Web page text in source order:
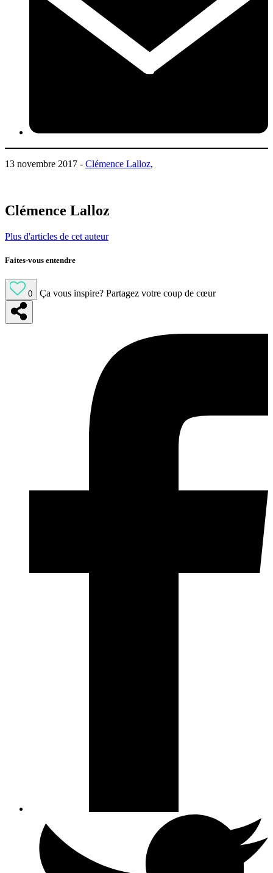
13 novembre 2017 - Clémence Lalloz,
Clémence Lalloz
Plus d'articles de cet auteur
Faites-vous entendre
0 Ça vous inspire? Partagez votre coup de cœur